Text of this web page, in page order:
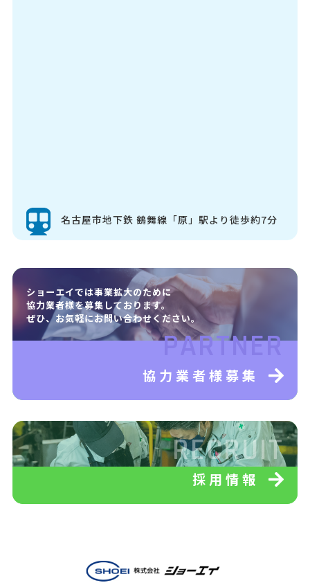
名古屋市地下鉄 鶴舞線「原」駅より徒歩約7分
ショーエイでは事業拡大のために
協力業者様を募集しております。
ぜひ、お気軽にお問い合わせください。
PARTNER
協力業者様募集
RECRUIT
採用情報